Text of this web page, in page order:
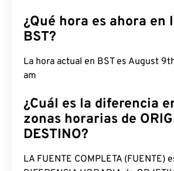
¿Qué hora es ahora en
BST?
La hora actual en BST es August
am
¿Cuál es la diferencia
zonas horarias de
DESTINO?
LA FUENTE COMPLETA (FUENTE)